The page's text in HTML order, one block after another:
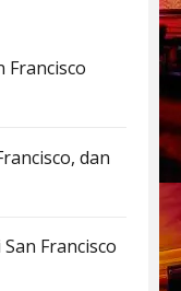
Francisco
dan
Francisco